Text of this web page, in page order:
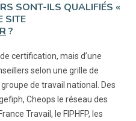
SONT-ILS QUALIFIÉS «
SITE
?
certification, mais d’une
selon une grille de
de travail national. Des
Cheops le réseau des
Travail, le FIPHFP, les